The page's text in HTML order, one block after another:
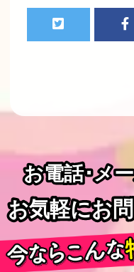
お電話･メ
お電話･メ
お気軽にお
お気軽にお